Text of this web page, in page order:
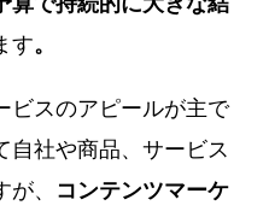
す。
ビスのアピールが主で
自社や商品、サービス
、 コンテンツマーケ